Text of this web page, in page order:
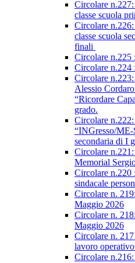
Circolare
classe scuola
Circolare
classe scuola
finali
Circolare n.225
Circolare n.224
Circolare
Alessio
“Ricordare
grado.
Circolare
“INGresso/
secondaria di I
Circolare
Memorial
Circolare n.220
sindacale
Circolare n.
Maggio 2026
Circolare n.
Maggio 2026
Circolare n.
lavoro
Circolare